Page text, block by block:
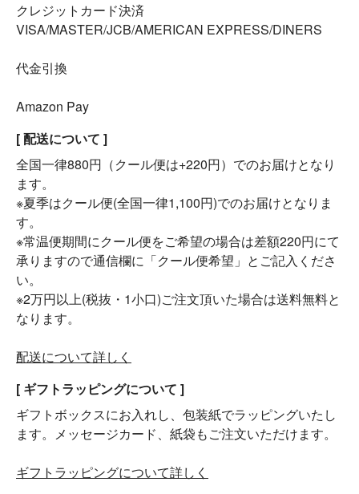
クレジットカード決済
VISA/MASTER/JCB/AMERICAN EXPRESS/DINERS
代金引換
Amazon Pay
[ 配送について ]
全国一律880円（クール便は+220円）でのお届けとなり
ます。
※夏季はクール便(全国一律1,100円)でのお届けとなりま
す。
※常温便期間にクール便をご希望の場合は差額220円にて
承りますので通信欄に「クール便希望」とご記入くださ
い。
※2万円以上(税抜・1小口)ご注文頂いた場合は送料無料と
なります。
配送について詳しく
[ ギフトラッピングについて ]
ギフトボックスにお入れし、包装紙でラッピングいたし
ます。メッセージカード、紙袋もご注文いただけます。
ギフトラッピングについて詳しく